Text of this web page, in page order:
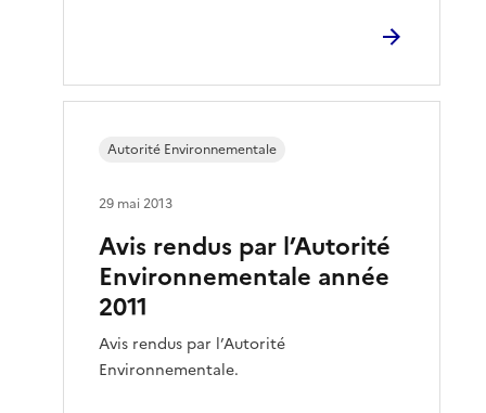
Avis rendus par l’Autorité
Environnementale année
2011
Avis rendus par l’Autorité
Environnementale.
Autorité Environnementale
29 mai 2013